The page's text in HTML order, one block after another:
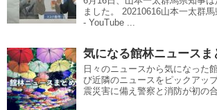
ました。 20210616山本一太群
- YouTube ...
気になる館林ニュースま
日々のニュースから気になった
び近隣のニュースをピックアッ
震災害に備え警察と消防が初の